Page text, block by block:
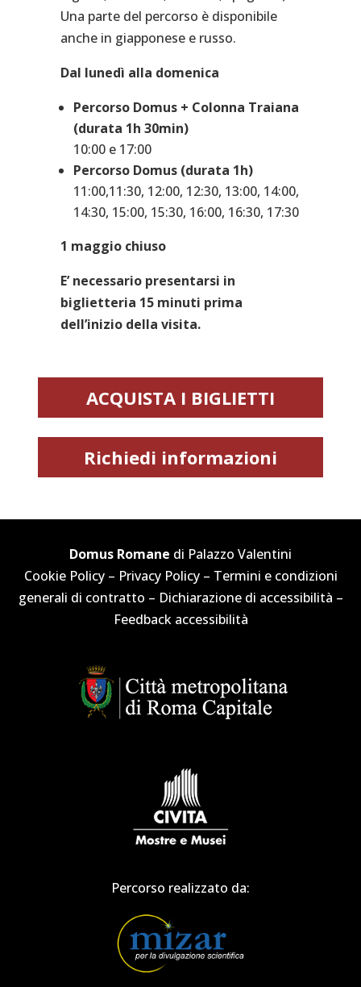
Una parte del percorso è disponibile
anche in giapponese e russo.
Dal lunedì alla domenica
Percorso Domus + Colonna Traiana
(durata 1h 30min)
10:00 e 17:00
Percorso Domus (durata 1h)
11:00,11:30, 12:00, 12:30, 13:00, 14:00,
14:30, 15:00, 15:30, 16:00, 16:30, 17:30
1 maggio chiuso
E’ necessario presentarsi in
biglietteria 15 minuti prima
dell’inizio della visita.
ACQUISTA I BIGLIETTI
Richiedi informazioni
Domus Romane di Palazzo Valentini
Cookie Policy– Privacy Policy– Termini e condizioni
generali di contratto – Dichiarazione di accessibilità –
Feedback accessibilità
Percorso realizzato da: